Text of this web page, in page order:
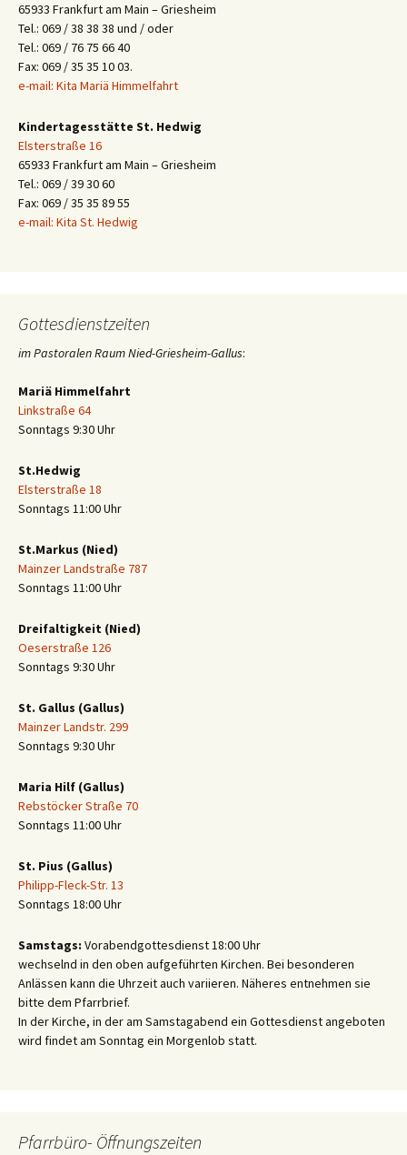
65933 Frankfurt am Main – Griesheim
Tel.: 069 / 38 38 38 und / oder
Tel.: 069 / 76 75 66 40
Fax: 069 / 35 35 10 03.
e-mail: Kita Mariä Himmelfahrt
Kindertagesstätte St. Hedwig
Elsterstraße 16
65933 Frankfurt am Main – Griesheim
Tel.: 069 / 39 30 60
Fax: 069 / 35 35 89 55
e-mail: Kita St. Hedwig
Gottesdienstzeiten
im Pastoralen Raum Nied-Griesheim-Gallus:
Mariä Himmelfahrt
Linkstraße 64
Sonntags 9:30 Uhr
St.Hedwig
Elsterstraße 18
Sonntags 11:00 Uhr
St.Markus (Nied)
Mainzer Landstraße 787
Sonntags 11:00 Uhr
Dreifaltigkeit (Nied)
Oeserstraße 126
Sonntags 9:30 Uhr
St. Gallus (Gallus)
Mainzer Landstr. 299
Sonntags 9:30 Uhr
Maria Hilf (Gallus)
Rebstöcker Straße 70
Sonntags 11:00 Uhr
St. Pius (Gallus)
Philipp-Fleck-Str. 13
Sonntags 18:00 Uhr
Samstags: Vorabendgottesdienst 18:00 Uhr
wechselnd in den oben aufgeführten Kirchen. Bei besonderen
Anlässen kann die Uhrzeit auch variieren. Näheres entnehmen sie
bitte dem Pfarrbrief.
In der Kirche, in der am Samstagabend ein Gottesdienst angeboten
wird findet am Sonntag ein Morgenlob statt.
Pfarrbüro- Öffnungszeiten